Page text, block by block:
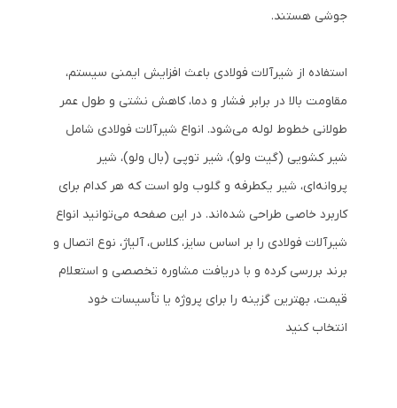
جوشی هستند.
استفاده از شیرآلات فولادی باعث افزایش ایمنی سیستم،
مقاومت بالا در برابر فشار و دما، کاهش نشتی و طول عمر
طولانی خطوط لوله می‌شود. انواع شیرآلات فولادی شامل
شیر کشویی (گیت ولو)، شیر توپی (بال ولو)، شیر
پروانه‌ای، شیر یکطرفه و گلوب ولو است که هر کدام برای
کاربرد خاصی طراحی شده‌اند. در این صفحه می‌توانید انواع
شیرآلات فولادی را بر اساس سایز، کلاس، آلیاژ، نوع اتصال و
برند بررسی کرده و با دریافت مشاوره تخصصی و استعلام
قیمت، بهترین گزینه را برای پروژه یا تأسیسات خود
انتخاب کنید